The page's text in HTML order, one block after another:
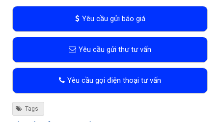
Yêu cầu gửi báo giá
Yêu cầu gửi thư tư vấn
Yêu cầu gọi điện thoại tư vấn
Tags